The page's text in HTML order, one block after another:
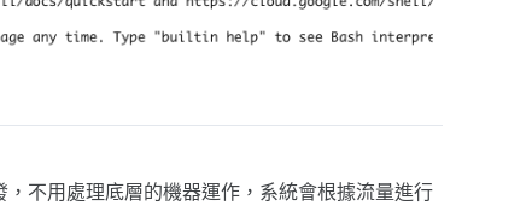
，不用處理底層的機器運作，系統會根據流量進行